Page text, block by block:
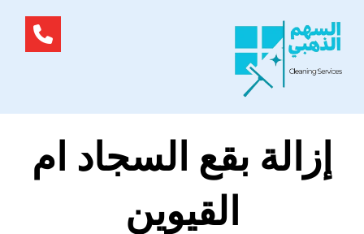
إزالة بقع السجاد ام
القيوين